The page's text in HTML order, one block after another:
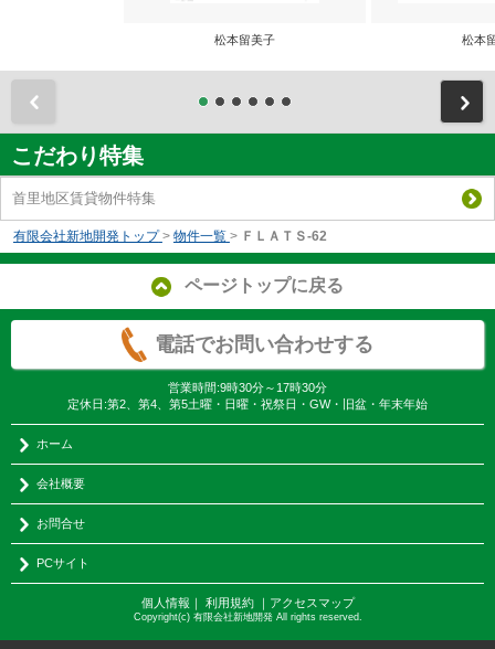
松本留美子 松本
こだわり特集
首里地区賃貸物件特集
有限会社新地開発トップ > 物件一覧 > ＦＬＡＴＳ-62
ページトップに戻る
電話でお問い合わせする
営業時間:9時30分～17時30分
定休日:第2、第4、第5土曜・日曜・祝祭日・GW・旧盆・年末年始
ホーム
会社概要
お問合せ
PCサイト
個人情報 ｜ 利用規約｜ アクセスマップ
Copyright(c) 有限会社新地開発 All rights reserved.